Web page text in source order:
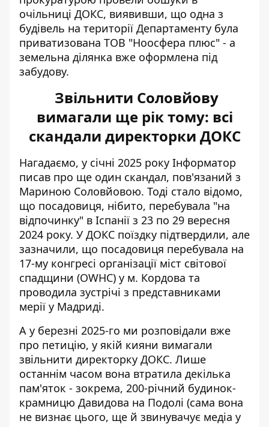
очільниці ДОКС, виявивши, що одна з
будівель на території Департаменту була
приватизована ТОВ "Ноосфера плюс" - а
земельна ділянка вже оформлена під
забудову.
Звільнити Соловйову
вимагали ще рік тому: всі
скандали директорки ДОКС
Нагадаємо, у січні 2025 року Інформатор
писав про ще один скандал, пов'язаний з
Мариною Соловйовою. Тоді стало відомо,
що посадовиця, нібито, перебувала "на
відпочинку" в Іспанії з 23 по 29 вересня
2024 року. У ДОКС поїздку підтвердили, але
зазначили, що посадовиця перебувала на
17-му конгресі організації міст світової
спадщини (OWHC) у м. Кордова та
проводила зустрічі з представниками
мерії у Мадриді.
А у березні 2025-го ми розповідали вже
про петицію, у якій кияни вимагали
звільнити директорку ДОКС. Лише
останнім часом вона втратила декілька
пам'яток - зокрема, 200-річний будинок-
крамницю Давидова на Подолі (сама вона
не визнає цього, ще й звинувачує медіа у